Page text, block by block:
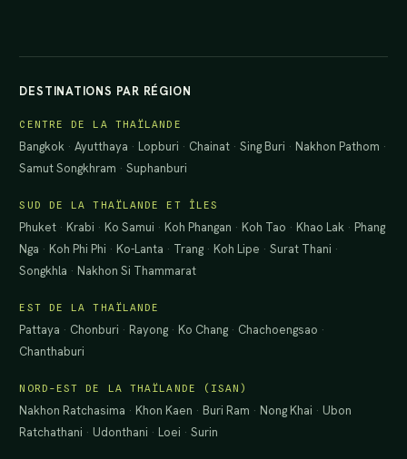
DESTINATIONS PAR RÉGION
CENTRE DE LA THAÏLANDE
Bangkok ·Ayutthaya · Lopburi · Chainat ·Sing Buri · Nakhon Pathom ·
Samut Songkhram ·Suphanburi
SUD DE LA THAÏLANDE ET ÎLES
Phuket · Krabi · Ko Samui · Koh Phangan · Koh Tao · Khao Lak · Phang
Nga · Koh Phi Phi · Ko-Lanta · Trang · Koh Lipe ·Surat Thani ·
Songkhla · Nakhon Si Thammarat
EST DE LA THAÏLANDE
Pattaya · Chonburi · Rayong · Ko Chang · Chachoengsao ·
Chanthaburi
NORD-EST DE LA THAÏLANDE (ISAN)
Nakhon Ratchasima · Khon Kaen · Buri Ram · Nong Khai · Ubon
Ratchathani · Udonthani · Loei ·Surin